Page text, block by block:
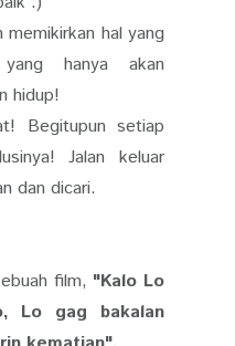
hal yang
hanya akan
hidup!
Begitupun setiap
Jalan keluar
dan dicari.
film, "Kalo Lo
Lo gag bakalan